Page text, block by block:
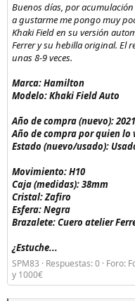
Buenos días, por
a gustarme me pongo muy
Khaki Field en su versión
Ferrer y su hebilla original. El
unas 8-9 veces.
Marca: Hamilton
Modelo: Khaki Field Auto
Año de compra (nuevo): 2021
Año de compra por quien lo
Estado (nuevo/usado):
Movimiento: H10
Caja (medidas): 38mm
Cristal: Zafiro
Esfera: Negra
Brazalete: Cuero atelier
¿Estuche...
SPM83 Respuestas: 0 Foro:
y 1000€